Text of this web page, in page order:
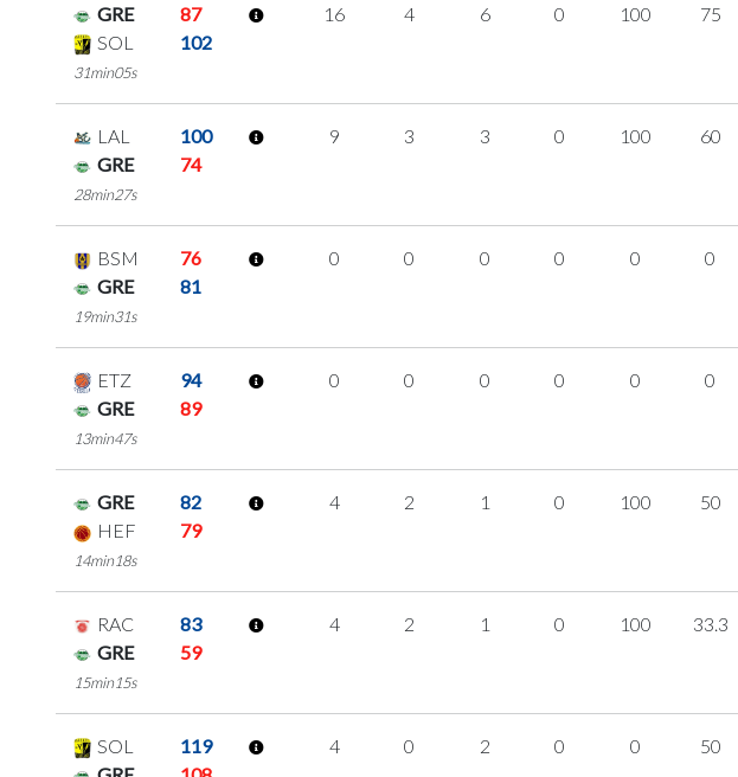
GRE
87
SOL
102
31min05s
16 4 6 0 100 75
LAL
100
GRE
74
28min27s
9 3 3 0 100 60
BSM
76
GRE
81
19min31s
0 0 0 0 0 0
ETZ
94
GRE
89
13min47s
0 0 0 0 0 0
GRE
82
HEF
79
14min18s
4 2 1 0 100 50
RAC
83
GRE
59
15min15s
4 2 1 0 100 33.3
SOL
119
4 0 2 0 0 50